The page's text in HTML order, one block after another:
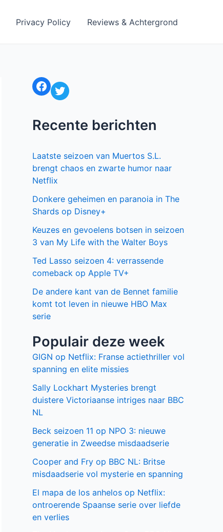
Privacy Policy Reviews & Achtergrond
Facebook Twitter
Recente berichten
Laatste seizoen van Muertos S.L.
brengt chaos en zwarte humor naar
Netflix
Donkere geheimen en paranoia in The
Shards op Disney+
Keuzes en gevoelens botsen in seizoen
3 van My Life with the Walter Boys
Ted Lasso seizoen 4: verrassende
comeback op Apple TV+
De andere kant van de Bennet familie
komt tot leven in nieuwe HBO Max
serie
Populair deze week
GIGN op Netflix: Franse actiethriller vol
spanning en elite missies
Sally Lockhart Mysteries brengt
duistere Victoriaanse intriges naar BBC
NL
Beck seizoen 11 op NPO 3: nieuwe
generatie in Zweedse misdaadserie
Cooper and Fry op BBC NL: Britse
misdaadserie vol mysterie en spanning
El mapa de los anhelos op Netflix:
ontroerende Spaanse serie over liefde
en verlies